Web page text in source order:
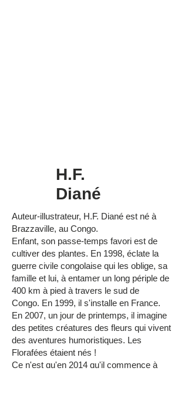
H.F.
Diané
Auteur-illustrateur, H.F. Diané est né à
Brazzaville, au Congo.
Enfant, son passe-temps favori est de
cultiver des plantes. En 1998, éclate la
guerre civile congolaise qui les oblige, sa
famille et lui, à entamer un long périple de
400 km à pied à travers le sud de
Congo. En 1999, il s'installe en France.
En 2007, un jour de printemps, il imagine
des petites créatures des fleurs qui vivent
des aventures humoristiques. Les
Florafées étaient nés !
Ce n'est qu'en 2014 qu'il commence à